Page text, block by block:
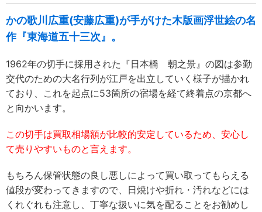
かの歌川広重(安藤広重)が手がけた木版画浮世絵の名
作『東海道五十三次』。
1962年の切手に採用された『日本橋 朝之景』の図は参勤
交代のための大名行列が江戸を出立していく様子が描かれ
ており、これを起点に53箇所の宿場を経て終着点の京都へ
と向かいます。
この切手は買取相場額が比較的安定しているため、安心し
て売りやすいものと言えます。
もちろん保管状態の良し悪しによって買い取ってもらえる
値段が変わってきますので、日焼けや折れ・汚れなどには
くれぐれも注意し、丁寧な扱いに気を配ることをお勧めし